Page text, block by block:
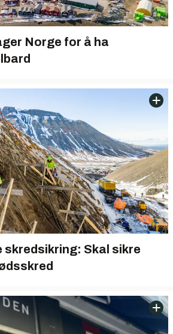
Norge for å ha
Skal sikre